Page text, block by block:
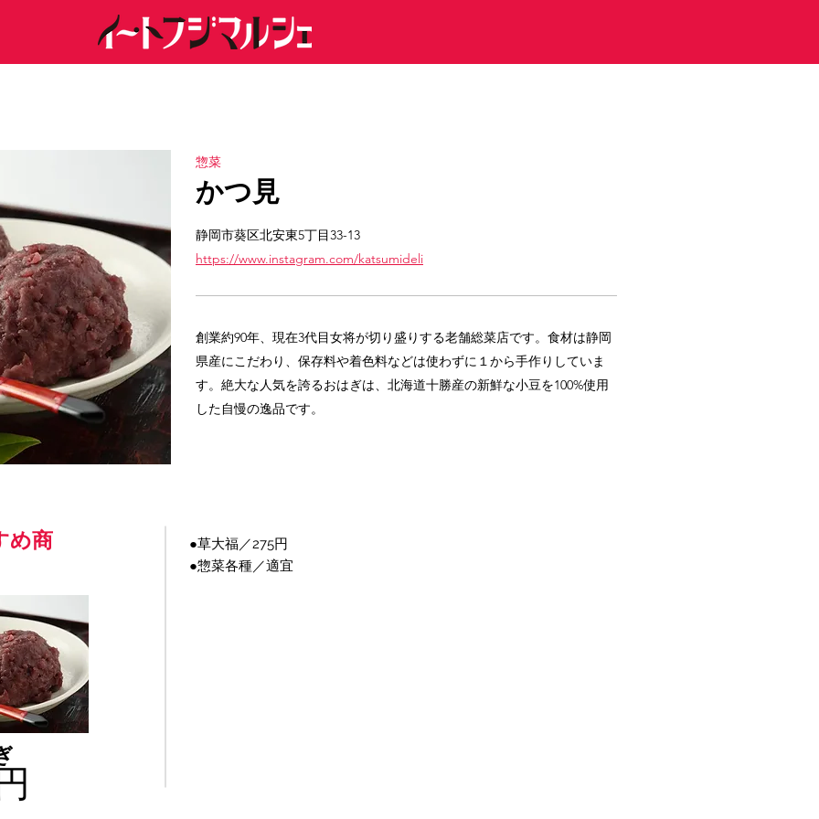
惣菜
かつ見
静岡市葵区北安東5丁目33-13
https://www.instagram.com/katsumideli
創業約90年、現在3代目女将が切り盛りする老舗総菜店です。食材は静岡
県産にこだわり、保存料や着色料などは使わずに１から手作りしていま
す。絶大な人気を誇るおはぎは、北海道十勝産の新鮮な小豆を100%使用
した自慢の逸品です。
め商
●草大福／275円
●惣菜各種／適宜